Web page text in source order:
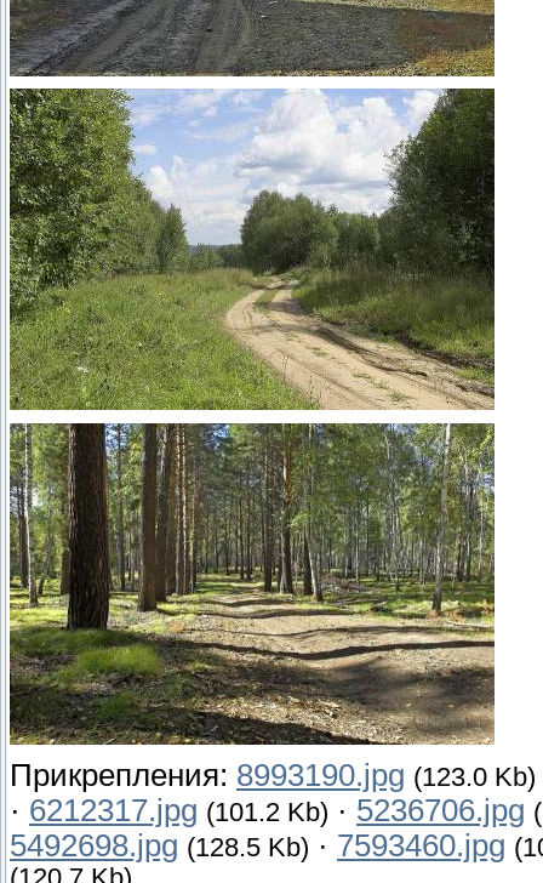
Прикрепления: 8993190.jpg (123.0 Kb)
· 6212317.jpg (101.2 Kb) · 5236706.jpg
5492698.jpg (128.5 Kb) · 7593460.jpg